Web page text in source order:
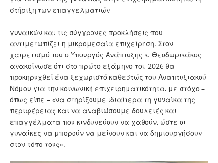
στήριξη των επαγγελματιών
γυναικών και τις σύγχρονες προκλήσεις που
αντιμετωπίζει η μικρομεσαία επιχείρηση. Στον
χαιρετισμό του ο Υπουργός Ανάπτυξης κ. Θεοδωρικάκος
ανακοίνωσε ότι στο πρώτο εξάμηνο του 2026 θα
προκηρυχθεί ένα ξεχωριστό καθεστώς του Αναπτυξιακού
Νόμου για την κοινωνική επιχειρηματικότητα, με στόχο –
όπως είπε – «να στηρίξουμε ιδιαίτερα τη γυναίκα της
περιφέρειας και να αναβιώσουμε δουλειές και
επαγγέλματα που κινδυνεύουν να χαθούν, ώστε οι
γυναίκες να μπορούν να μείνουν και να δημιουργήσουν
στον τόπο τους».